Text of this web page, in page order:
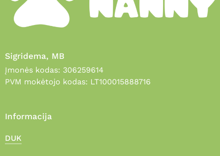
Sigridema, MB
Įmonės kodas: 306259614
PVM mokėtojo kodas: LT100015888716
Informacija
DUK